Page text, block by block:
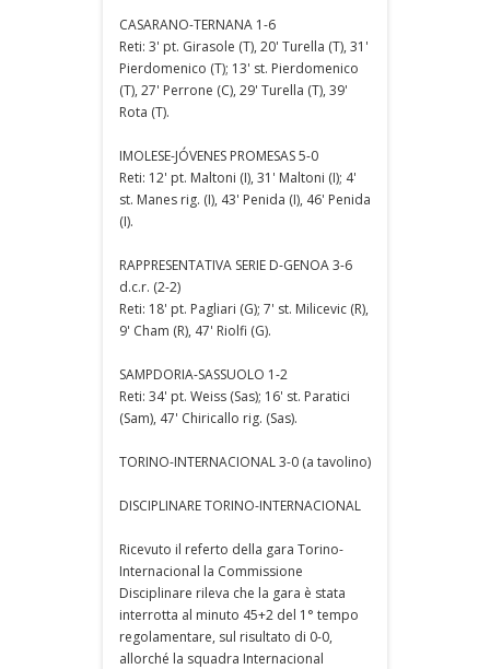
CASARANO-TERNANA 1-6
Reti: 3' pt. Girasole (T), 20' Turella (T), 31'
Pierdomenico (T); 13' st. Pierdomenico
(T), 27' Perrone (C), 29' Turella (T), 39'
Rota (T).
IMOLESE-JÓVENES PROMESAS 5-0
Reti: 12' pt. Maltoni (I), 31' Maltoni (I); 4'
st. Manes rig. (I), 43' Penida (I), 46' Penida
(I).
RAPPRESENTATIVA SERIE D-GENOA 3-6
d.c.r. (2-2)
Reti: 18' pt. Pagliari (G); 7' st. Milicevic (R),
9' Cham (R), 47' Riolfi (G).
SAMPDORIA-SASSUOLO 1-2
Reti: 34' pt. Weiss (Sas); 16' st. Paratici
(Sam), 47' Chiricallo rig. (Sas).
TORINO-INTERNACIONAL 3-0 (a tavolino)
DISCIPLINARE TORINO-INTERNACIONAL
Ricevuto il referto della gara Torino-
Internacional la Commissione
Disciplinare rileva che la gara è stata
interrotta al minuto 45+2 del 1° tempo
regolamentare, sul risultato di 0-0,
allorché la squadra Internacional